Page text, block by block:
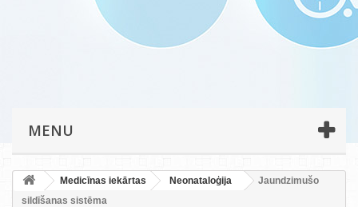
MENU
Medicīnas iekārtas Neonataloģija
Jaundzimušo
sildīšanas sistēma